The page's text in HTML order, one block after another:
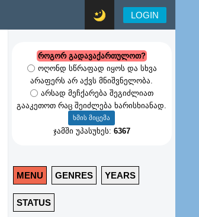
LOGIN
როგორ გადავაქართულოთ?
ოღონდ სწრაფად იყოს და სხვა
არაფერს არ აქვს მნიშვნელობა.
არსად მეჩქარება შეგიძლიათ
გააკეთოთ რაც შეიძლება ხარისხიანად.
ჯამში უპასუხეს: 6367
MENU GENRES YEARS
STATUS